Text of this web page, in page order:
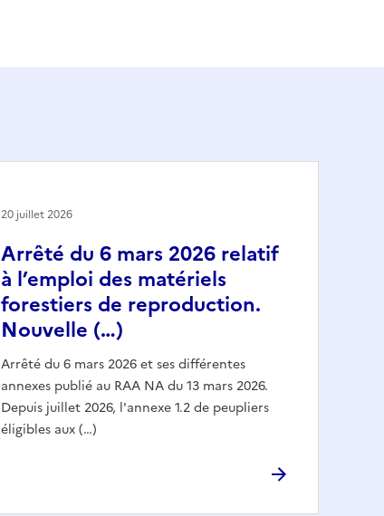
Arrêté du 6 mars 2026 relatif
à l’emploi des matériels
forestiers de reproduction.
Nouvelle (…)
Arrêté du 6 mars 2026 et ses différentes
annexes publié au RAA NA du 13 mars 2026.
Depuis juillet 2026, l'annexe 1.2 de peupliers
éligibles aux (…)
20 juillet 2026